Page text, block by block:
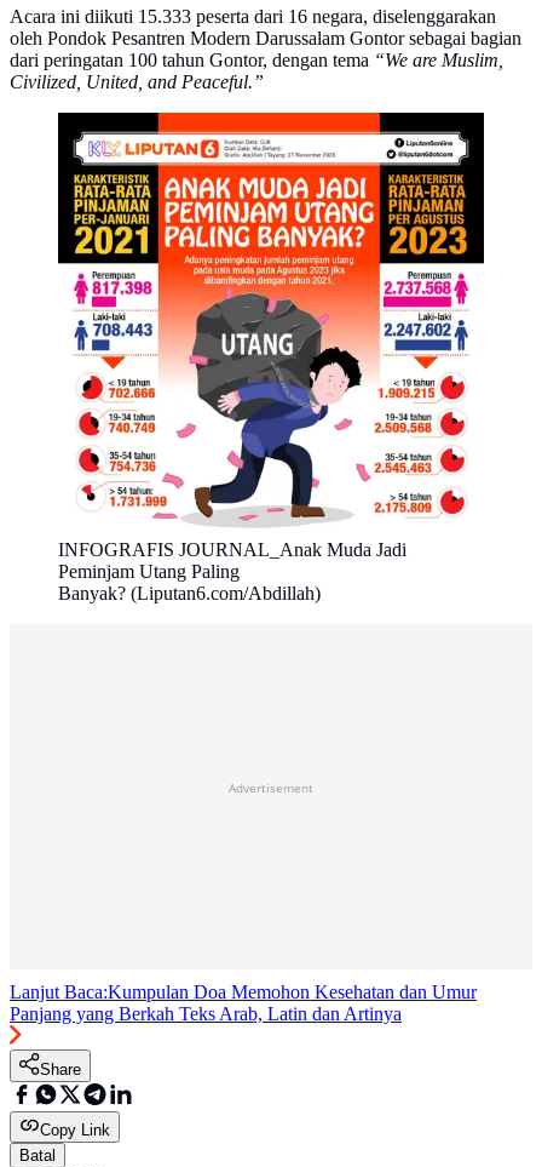
Acara ini diikuti 15.333 peserta dari 16 negara, diselenggarakan
oleh Pondok Pesantren Modern Darussalam Gontor sebagai bagian
dari peringatan 100 tahun Gontor, dengan tema “We are Muslim,
Civilized, United, and Peaceful.”
INFOGRAFIS JOURNAL_Anak Muda Jadi
Peminjam Utang Paling
Banyak? (Liputan6.com/Abdillah)
Advertisement
Lanjut Baca:Kumpulan Doa Memohon Kesehatan dan Umur
Panjang yang Berkah Teks Arab, Latin dan Artinya
Share
Copy Link
Batal